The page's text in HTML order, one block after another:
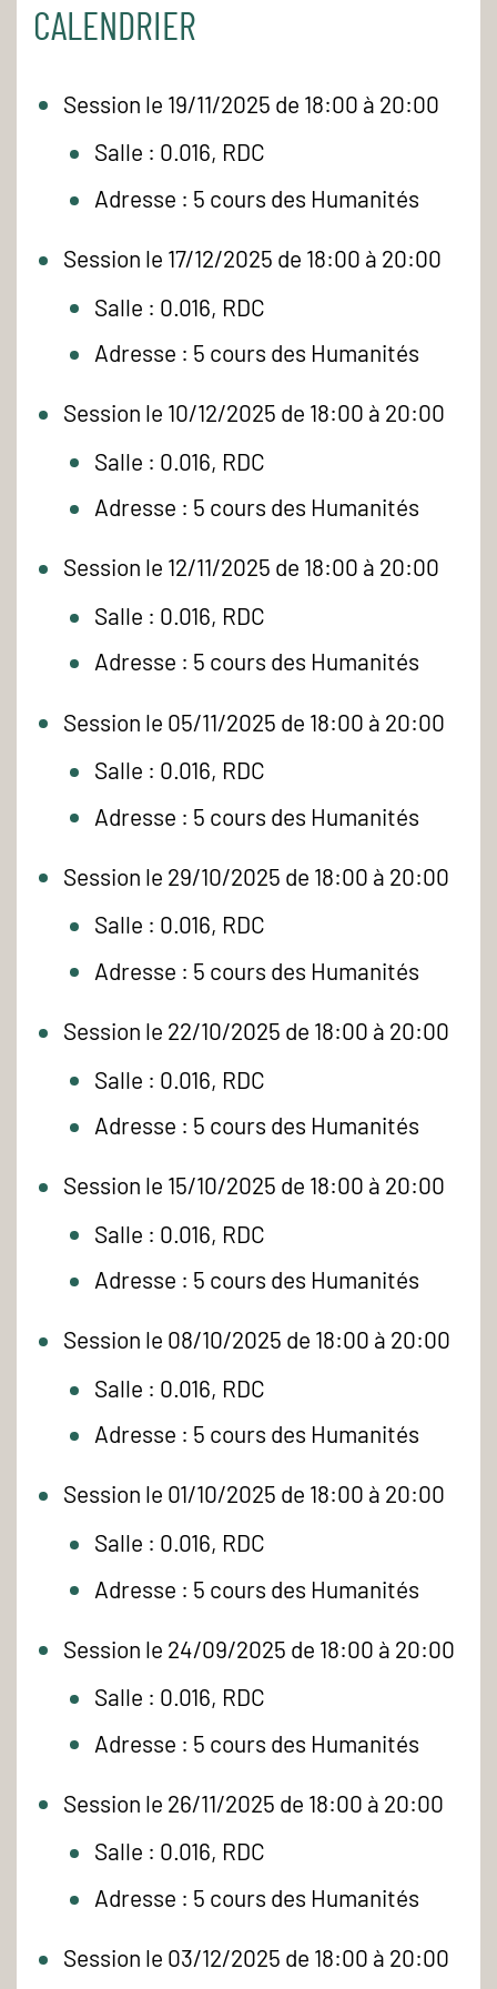
CALENDRIER
Session le 19/11/2025 de 18:00 à 20:00
Salle : 0.016, RDC
Adresse : 5 cours des Humanités
Session le 17/12/2025 de 18:00 à 20:00
Salle : 0.016, RDC
Adresse : 5 cours des Humanités
Session le 10/12/2025 de 18:00 à 20:00
Salle : 0.016, RDC
Adresse : 5 cours des Humanités
Session le 12/11/2025 de 18:00 à 20:00
Salle : 0.016, RDC
Adresse : 5 cours des Humanités
Session le 05/11/2025 de 18:00 à 20:00
Salle : 0.016, RDC
Adresse : 5 cours des Humanités
Session le 29/10/2025 de 18:00 à 20:00
Salle : 0.016, RDC
Adresse : 5 cours des Humanités
Session le 22/10/2025 de 18:00 à 20:00
Salle : 0.016, RDC
Adresse : 5 cours des Humanités
Session le 15/10/2025 de 18:00 à 20:00
Salle : 0.016, RDC
Adresse : 5 cours des Humanités
Session le 08/10/2025 de 18:00 à 20:00
Salle : 0.016, RDC
Adresse : 5 cours des Humanités
Session le 01/10/2025 de 18:00 à 20:00
Salle : 0.016, RDC
Adresse : 5 cours des Humanités
Session le 24/09/2025 de 18:00 à 20:00
Salle : 0.016, RDC
Adresse : 5 cours des Humanités
Session le 26/11/2025 de 18:00 à 20:00
Salle : 0.016, RDC
Adresse : 5 cours des Humanités
Session le 03/12/2025 de 18:00 à 20:00